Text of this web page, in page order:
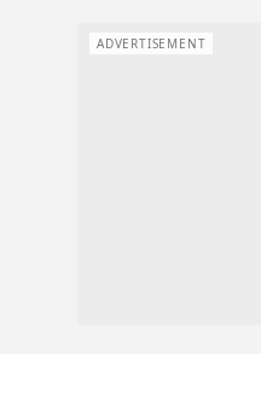
ADVERTISEMENT